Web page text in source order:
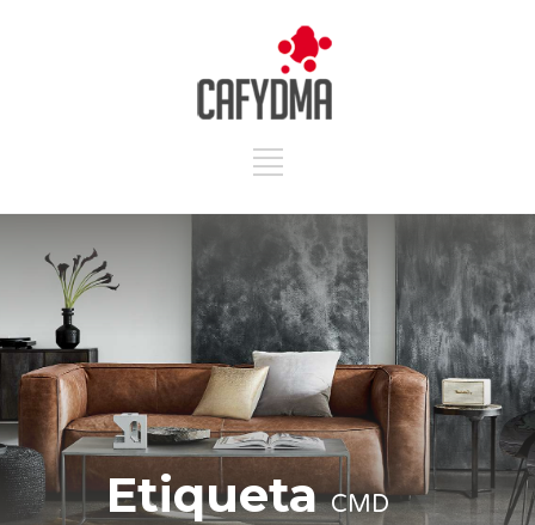
EtiquetaCMD